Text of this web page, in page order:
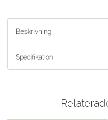
Beskrivning
Specifikation